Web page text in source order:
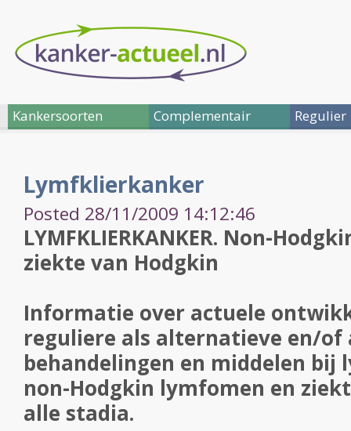
Kankersoorten Complementair Regulier
Lymfklierkanker
Posted 28/11/2009 14:12:46
LYMFKLIERKANKER. Non-
ziekte van Hodgkin
Informatie over actuele
reguliere als alternatieve en/of
behandelingen en middelen
non-Hodgkin lymfomen en
alle stadia.